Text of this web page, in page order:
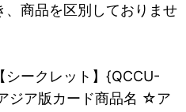
、商品を区別しておりませ
シークレット】{QCCU-
ジア版カード商品名 ☆ア